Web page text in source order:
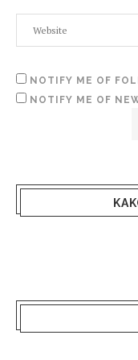
NOTIFY ME OF
NOTIFY ME OF